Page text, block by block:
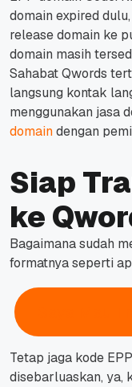
domain expired
release domain ke
domain masih
Sahabat Qwords
langsung kontak
menggunakan jasa
domaindengan
Siap
ke
Bagaimana sudah
formatnya seperti
Tetap jaga kode
disebarluaskan, ya,